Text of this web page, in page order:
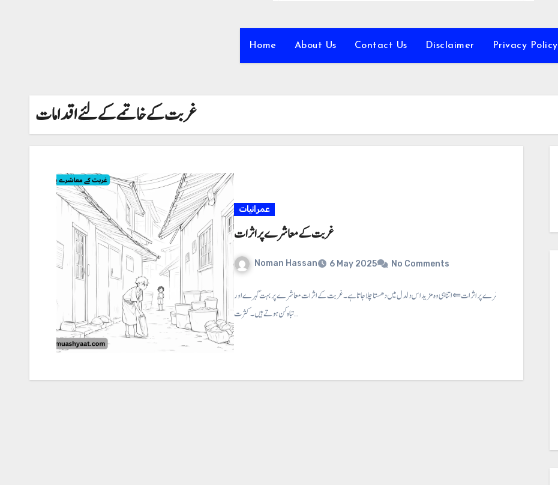
Home About Us Contact Us Disclaimer Privacy Policy
غربت کے خاتمے کے لئے اقدامات
عمرانیات
غربت کے معاشرے پر اثرات
Noman Hassan 6 May 2025 No Comments
غربت کے معاشرے پر اثرات ⇐ اتنا ہی وہ مزید اس دلدل میں دھستا چلا جاتا ہے۔ غربت کے اثرات معاشرے پر بہت گہرے اور
تباہ کن ہوتے ہیں۔ کثرت…